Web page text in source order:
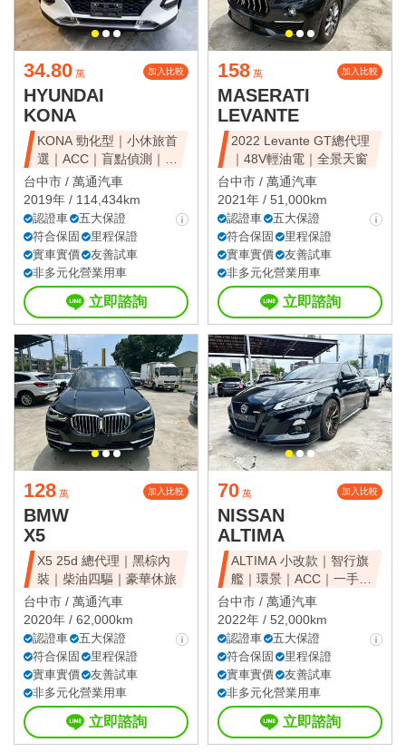
34.80 萬 加入比較
HYUNDAI
KONA
KONA 勁化型｜小休旅首
選｜ACC｜盲點偵測｜省
油好開
台中市 / 萬通汽車
2019年 / 114,434km
認證車
五大保證
符合保固
里程保證
實車實價
友善試車
非多元化營業用車
立即諮詢
158 萬 加入比較
MASERATI
LEVANTE
2022 Levante GT總代理
｜48V輕油電｜全景天窗
台中市 / 萬通汽車
2021年 / 51,000km
認證車
五大保證
符合保固
里程保證
實車實價
友善試車
非多元化營業用車
立即諮詢
128 萬 加入比較
BMW
X5
X5 25d 總代理｜黑棕內
裝｜柴油四驅｜豪華休旅
台中市 / 萬通汽車
2020年 / 62,000km
認證車
五大保證
符合保固
里程保證
實車實價
友善試車
非多元化營業用車
立即諮詢
70 萬 加入比較
NISSAN
ALTIMA
ALTIMA 小改款｜智行旗
艦｜環景｜ACC｜一手美
車
台中市 / 萬通汽車
2022年 / 52,000km
認證車
五大保證
符合保固
里程保證
實車實價
友善試車
非多元化營業用車
立即諮詢